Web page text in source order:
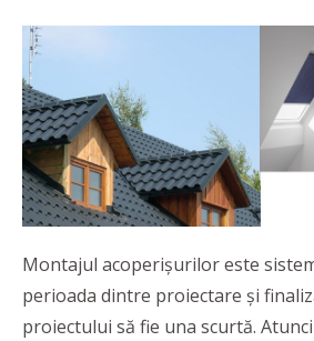
Montajul acoperișurilor este
perioada dintre proiectare și
proiectului să fie una scurtă.